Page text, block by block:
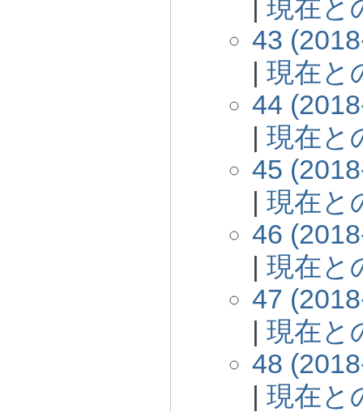
現在と
43
| 現在と
44
| 現在と
45
| 現在と
46
| 現在と
47
| 現在と
48
| 現在と